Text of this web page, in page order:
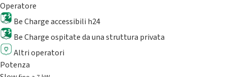
Operatore
Be Charge accessibili h24
Be Charge ospitate da una struttura privata
Altri operatori
Potenza